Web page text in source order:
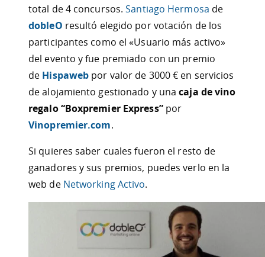
total de 4 concursos.Santiago Hermosa de
dobleO resultó elegido por votación de los
participantes como el «Usuario más activo»
del evento y fue premiado con un premio
de Hispaweb por valor de 3000 € en servicios
de alojamiento gestionado y unacaja de vino
regalo “Boxpremier Express”por
Vinopremier.com.
Si quieres saber cuales fueron el resto de
ganadores y sus premios, puedes verlo en la
web de Networking Activo.